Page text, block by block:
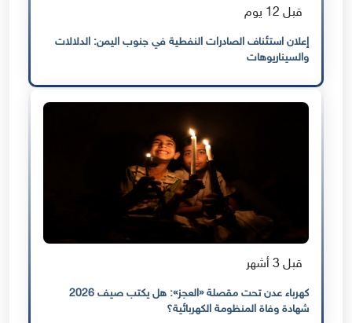
قبل 12 يوم
إعلان استئناف الصادرات النفطية في جنوب اليمن: الدلالات
والسيناريوهات
قبل 3 أشهر
كهرباء عدن تحت مقصلة «العجز»: هل يكتب صيف 2026
شهادة وفاة المنظومة الكهربائية؟